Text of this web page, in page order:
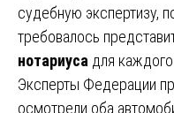
судебную экспертизу,
требовалось
нотариуса для каждого
Эксперты Федерации
осмотрели оба